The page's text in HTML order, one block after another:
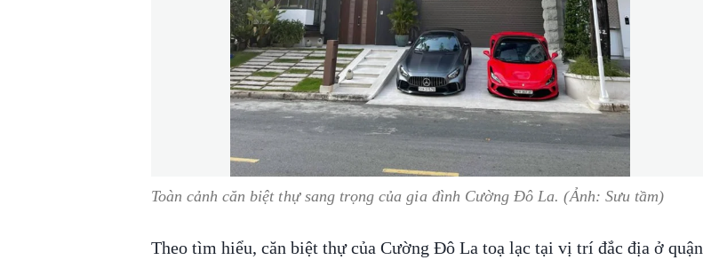
Toàn cảnh căn biệt thự sang trọng của gia đình Cường Đô La. (Ảnh: Sưu tầm)
Theo tìm hiểu, căn biệt thự của Cường Đô La toạ lạc tại vị trí đắc địa ở quận